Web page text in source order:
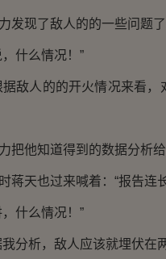
现了敌人的的一些问题了
什么情况！”
人的的开火情况来看，
他知道得到的数据分析给
天也过来喊着：“报告连
什么情况！”
析，敌人应该就埋伏在